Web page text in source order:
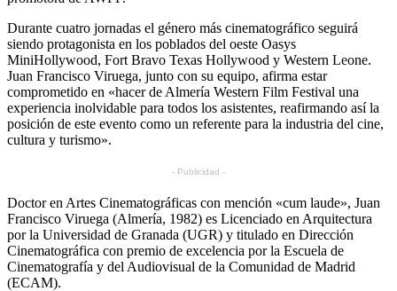
Durante cuatro jornadas el género más cinematográfico seguirá
siendo protagonista en los poblados del oeste Oasys
MiniHollywood, Fort Bravo Texas Hollywood y Western Leone.
Juan Francisco Viruega, junto con su equipo, afirma estar
comprometido en «hacer de Almería Western Film Festival una
experiencia inolvidable para todos los asistentes, reafirmando así la
posición de este evento como un referente para la industria del cine,
cultura y turismo».
- Publicidad -
Doctor en Artes Cinematográficas con mención «cum laude», Juan
Francisco Viruega (Almería, 1982) es Licenciado en Arquitectura
por la Universidad de Granada (UGR) y titulado en Dirección
Cinematográfica con premio de excelencia por la Escuela de
Cinematografía y del Audiovisual de la Comunidad de Madrid
(ECAM).